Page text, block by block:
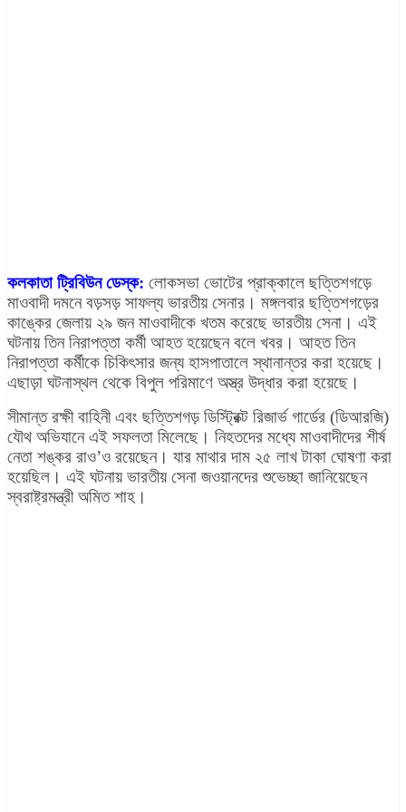
কলকাতা ট্রিবিউন ডেস্ক: লোকসভা ভোটের প্রাক্কালে ছত্তিশগড়ে
মাওবাদী দমনে বড়সড় সাফল্য ভারতীয় সেনার। মঙ্গলবার ছত্তিশগড়ের
কাঙ্কের জেলায় ২৯ জন মাওবাদীকে খতম করেছে ভারতীয় সেনা। এই
ঘটনায় তিন নিরাপত্তা কর্মী আহত হয়েছেন বলে খবর। আহত তিন
নিরাপত্তা কর্মীকে চিকিৎসার জন্য হাসপাতালে স্থানান্তর করা হয়েছে।
এছাড়া ঘটনাস্থল থেকে বিপুল পরিমাণে অস্ত্র উদ্ধার করা হয়েছে।
সীমান্ত রক্ষী বাহিনী এবং ছত্তিশগড় ডিস্ট্রিক্ট রিজার্ভ গার্ডের (ডিআরজি)
যৌথ অভিযানে এই সফলতা মিলেছে। নিহতদের মধ্যে মাওবাদীদের শীর্ষ
নেতা শঙ্কর রাও’ও রয়েছেন। যার মাথার দাম ২৫ লাখ টাকা ঘোষণা করা
হয়েছিল। এই ঘটনায় ভারতীয় সেনা জওয়ানদের শুভেচ্ছা জানিয়েছেন
স্বরাষ্ট্রমন্ত্রী অমিত শাহ।